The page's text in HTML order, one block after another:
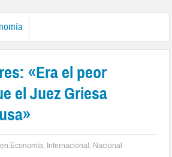
«Era el peor
el Juez Griesa
en:Economía, Internacional , Nacional